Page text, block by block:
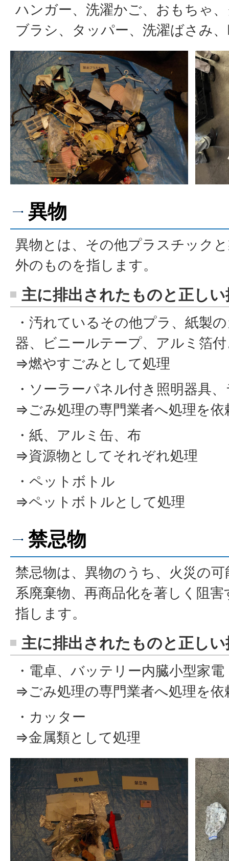
ハンガー、洗濯かご、おもちゃ
ブラシ、タッパー、洗濯ばさみ
異物
異物とは、その他プラスチック
外のものを指します。
主に排出されたものと正しい
・汚れているその他プラ、紙製
器、ビニールテープ、アルミ箔
⇒燃やすごみとして処理
・ソーラーパネル付き照明器具
⇒ごみ処理の専門業者へ処理を依
・紙、アルミ缶、布
⇒資源物としてそれぞれ処理
・ペットボトル
⇒ペットボトルとして処理
禁忌物
禁忌物は、異物のうち、火災の
系廃棄物、再商品化を著しく阻
指します。
主に排出されたものと正しい
・電卓、バッテリー内臓小型家電
⇒ごみ処理の専門業者へ処理を依
・カッター
⇒金属類として処理